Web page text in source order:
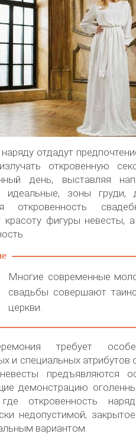
отдадут
откровенную
день, выставляя
идеальные, зоны груди,
откровенность
красоту фигуры невесты,
Многие современные
свадьбы совершают
церкви.
требует
и специальных атрибутов
предъявляются
демонстрацию
где откровенность
недопустимой,
вариантом.